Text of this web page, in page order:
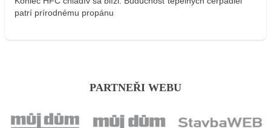
patrí prírodnému propánu
PARTNEŘI WEBU